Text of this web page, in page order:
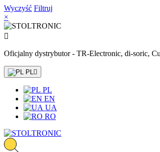
Wyczyść Filtruj
×

Oficjalny dystrybutor - TR-Electronic, di-soric,
PL
PL
EN
UA
RO